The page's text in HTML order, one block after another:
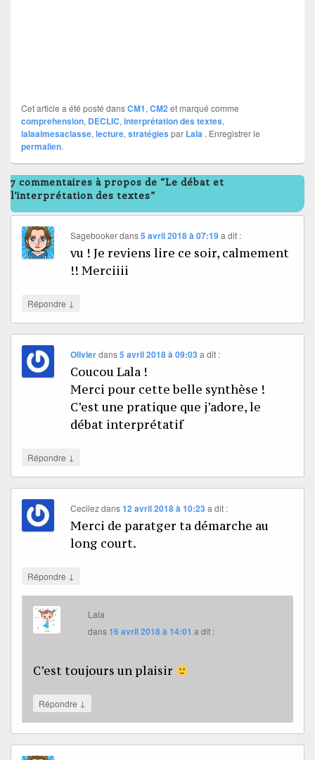
Cet article a été posté dansCM1, CM2et marqué comme
comprehension, DECLIC, interprétation des textes,
lalaaimesaclasse, lecture, stratégies par Lala . Enregistrer le
permalien.
7 commentaires à propos de “Le débat et
l’interprétation des textes”
Sagebookerdans5 avril 2018 à 07:19 a dit :
vu ! Je reviens lire ce soir, calmement
!! Merciiii
Répondre ↓
Olivierdans5 avril 2018 à 09:03 a dit :
Coucou Lala !
Merci pour cette belle synthèse !
C’est une pratique que j’adore, le
débat interprétatif
Répondre ↓
Cecilezdans12 avril 2018 à 10:23 a dit :
Merci de paratger ta démarche au
long court.
Répondre ↓
Lala
dans16 avril 2018 à 14:01 a dit :
C’est toujours un plaisir
Répondre ↓